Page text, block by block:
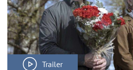
Trailer